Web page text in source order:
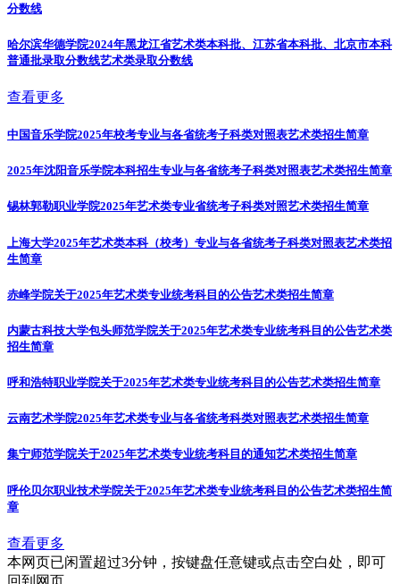
分数线
哈尔滨华德学院2024年黑龙江省艺术类本科批、江苏省本科批、北京市本科
普通批录取分数线艺术类录取分数线
查看更多
中国音乐学院2025年校考专业与各省统考子科类对照表艺术类招生简章
2025年沈阳音乐学院本科招生专业与各省统考子科类对照表艺术类招生简章
锡林郭勒职业学院2025年艺术类专业省统考子科类对照艺术类招生简章
上海大学2025年艺术类本科（校考）专业与各省统考子科类对照表艺术类招
生简章
赤峰学院关于2025年艺术类专业统考科目的公告艺术类招生简章
内蒙古科技大学包头师范学院关于2025年艺术类专业统考科目的公告艺术类
招生简章
呼和浩特职业学院关于2025年艺术类专业统考科目的公告艺术类招生简章
云南艺术学院2025年艺术类专业与各省统考科类对照表艺术类招生简章
集宁师范学院关于2025年艺术类专业统考科目的通知艺术类招生简章
呼伦贝尔职业技术学院关于2025年艺术类专业统考科目的公告艺术类招生简
章
查看更多
本网页已闲置超过3分钟，按键盘任意键或点击空白处，即可
回到网页